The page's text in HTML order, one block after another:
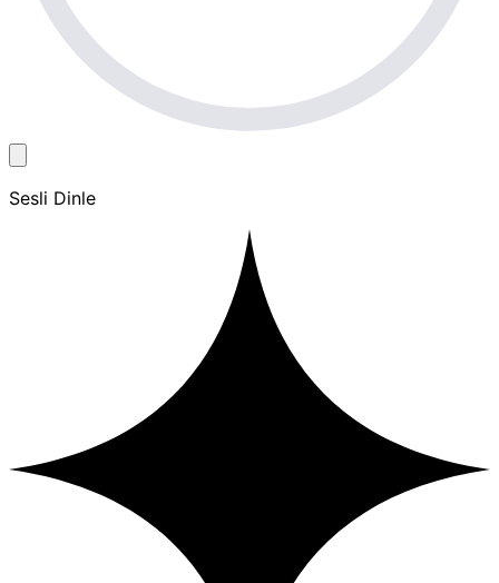
Sesli Dinle